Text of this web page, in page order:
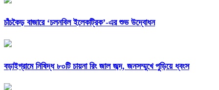
চাঁচকৈড় বাজারে ‘চলনবিল ইলেকট্রিক’-এর শুভ উদ্বোধন
বড়াইগ্রামে নিষিদ্ধ ৮০টি চায়না রিং জাল জব্দ, জনসম্মুখে পুড়িয়ে ধ্বংস